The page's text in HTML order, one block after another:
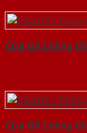
Cửa Gỗ Chống
Cửa Gỗ Chống